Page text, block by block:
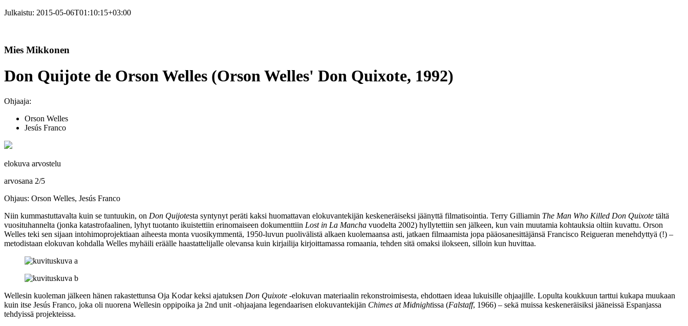
Julkaistu: 2015-05-06T01:10:15+03:00
Mies Mikkonen
Don Quijote de Orson Welles (Orson Welles' Don Quixote, 1992)
Ohjaaja:
Orson Welles
Jesús Franco
elokuva arvostelu
arvosana 2/5
Ohjaus: Orson Welles, Jesús Franco
Niin kummastuttavalta kuin se tuntuukin, on Don Quijotesta syntynyt peräti kaksi huomattavan elokuvantekijän keskeneräiseksi jäänyttä filmatisointia. Terry Gilliamin The Man Who Killed Don Quixote tältä
vuosituhannelta (jonka katastrofaalinen, lyhyt tuotanto ikuistettiin erinomaiseen dokumenttiin Lost in La Mancha vuodelta 2002) hyllytettiin sen jälkeen, kun vain muutamia kohtauksia oltiin kuvattu. Orson
Welles teki sen sijaan intohimoprojektiaan aiheesta monta vuosikymmentä, 1950‑luvun puolivälistä alkaen kuolemaansa asti, jatkaen filmaamista jopa pääosanesittäjänsä Francisco Reigueran menehdyttyä (!) –
metodistaan elokuvan kohdalla Welles myhäili eräälle haastattelijalle olevansa kuin kirjailija kirjoittamassa romaania, tehden sitä omaksi ilokseen, silloin kun huvittaa.
Wellesin kuoleman jälkeen hänen rakastettunsa Oja Kodarkeksi ajatuksen Don Quixote ‑elokuvan materiaalin rekonstroimisesta, ehdottaen ideaa lukuisille ohjaajille. Lopulta koukkuun tarttui kukapa muukaan
kuin itse Jesús Franco, joka oli nuorena Wellesin oppipoika ja 2nd unit ‑ohjaajana legendaarisen elokuvantekijän Chimes at Midnightissa (Falstaff, 1966) – sekä muissa keskeneräisiksi jääneissä Espanjassa
tehdyissä projekteissa.